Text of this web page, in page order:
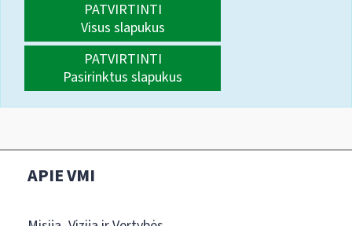
PATVIRTINTI
Visus slapukus
PATVIRTINTI
Pasirinktus slapukus
APIE VMI